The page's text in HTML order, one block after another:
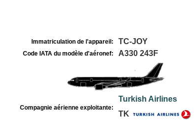
Immatriculation de l'appareil: TC-JOY
Code IATA du modèle d'aéronef: A330 243F
Compagnie aérienne exploitante:
Turkish Airlines
TK